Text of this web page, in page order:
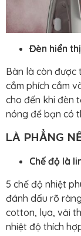
Đèn hiển
Bàn là còn được
cắm phích cắm
cho đến khi đèn
nóng để bạn có
LÀ PHẲNG
Chế độ là
5 chế độ nhiệt
đánh dấu rõ
cotton, lụa, vải
nhiệt độ thích